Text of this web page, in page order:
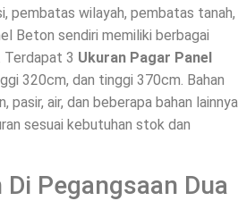
pembatas wilayah, pembatas tanah,
Beton sendiri memiliki berbagai
Terdapat 3 Ukuran Pagar Panel
320cm, dan tinggi 370cm. Bahan
air, dan beberapa bahan lainnya
sesuai kebutuhan stok dan
Pegangsaan Dua